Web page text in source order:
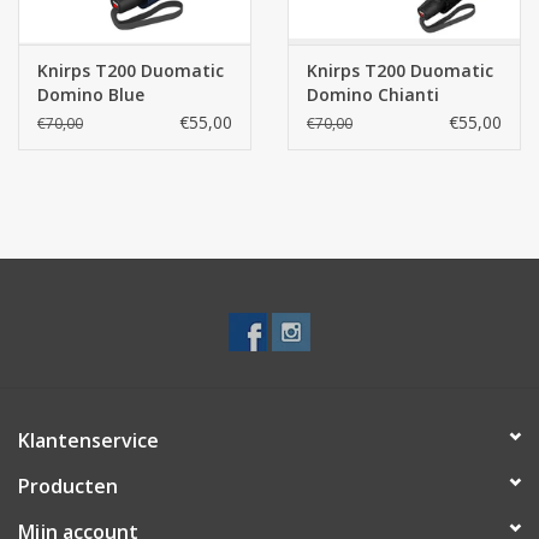
Knirps T200 Duomatic
Domino Blue
€70,00 €55,00
Knirps T200 Duomatic
Domino Chianti
€70,00 €55,00
Klantenservice
Producten
Mijn account